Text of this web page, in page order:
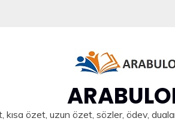
özet, uzun özet, sözler, ödev,